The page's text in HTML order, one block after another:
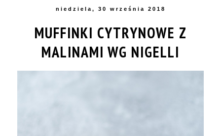
niedziela, 30 września 2018
MUFFINKI CYTRYNOWE Z
MALINAMI WG NIGELLI